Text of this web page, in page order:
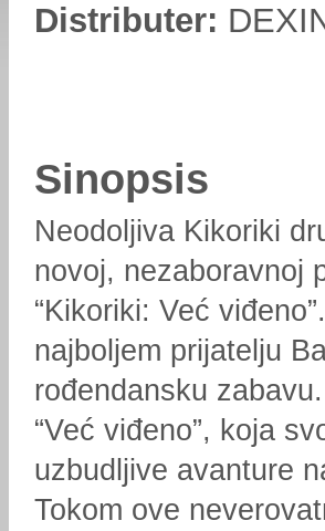
Distributer:
Sinopsis
Neodoljiva Kikoriki
novoj, nezaboravnoj
“Kikoriki: Već
najboljem prijatelju
rođendansku
“Već viđeno”, koja
uzbudljive avanture
Tokom ove